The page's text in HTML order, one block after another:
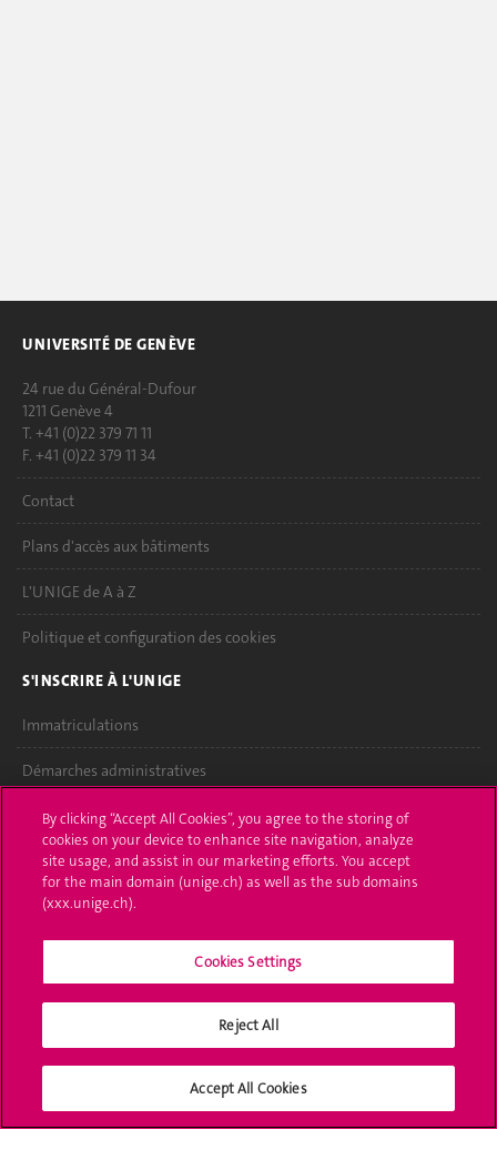
UNIVERSITÉ DE GENÈVE
24 rue du Général-Dufour
1211 Genève 4
T. +41 (0)22 379 71 11
F. +41 (0)22 379 11 34
Contact
Plans d'accès aux bâtiments
L'UNIGE de A à Z
Politique et configuration des cookies
S'INSCRIRE À L'UNIGE
Immatriculations
Démarches administratives
Poser une question
L'UNIGE VOUS INFORME
UNIGE Mobile
MÉDIAS SOCIAUX UNIGE
By clicking “Accept All Cookies”, you agree to the storing of
cookies on your device to enhance site navigation, analyze
site usage, and assist in our marketing efforts. You accept
for the main domain (unige.ch) as well as the sub domains
(xxx.unige.ch).
Cookies Settings
Reject All
Accept All Cookies